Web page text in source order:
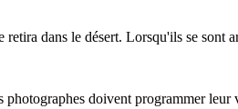
dans le désert. Lorsqu'ils se sont
photographes doivent programmer